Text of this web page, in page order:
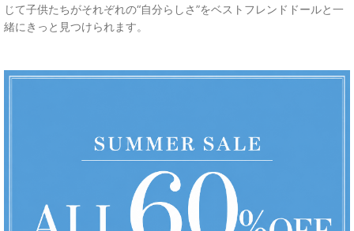
じて子供たちがそれぞれの“自分らしさ”をベストフレンドドールと一
緒にきっと見つけられます。